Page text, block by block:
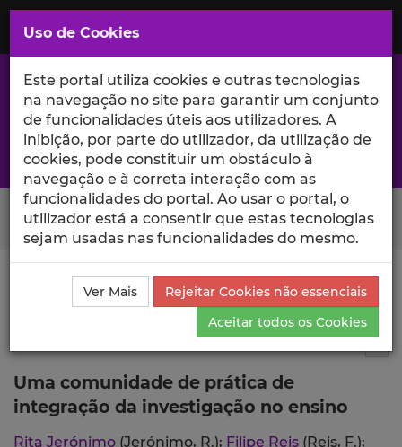
Saltar
para
Conteúdo
Principal
A excelência da investigação e ciência no Iscte
Search Button
Ciência_Iscte Comunicações
Descrição Detalhada
da Comunicação
Uma comunidade de prática de
integração da investigação no ensino
Rita Jerónimo (Jerónimo, R.); Filipe Reis (Reis, F.);
Uso de Cookies
Este portal utiliza cookies e outras tecnologias
na navegação no site para garantir um conjunto
de funcionalidades úteis aos utilizadores. A
inibição, por parte do utilizador, da utilização de
cookies, pode constituir um obstáculo à
navegação e à correta interação com as
funcionalidades do portal. Ao usar o portal, o
utilizador está a consentir que estas tecnologias
sejam usadas nas funcionalidades do mesmo.
Ver Mais
Rejeitar Cookies não essenciais
Aceitar todos os Cookies